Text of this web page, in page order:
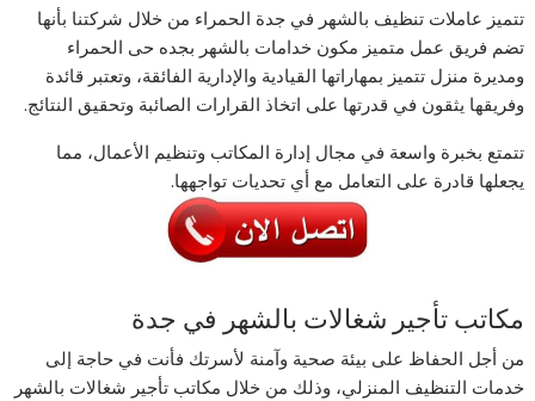
تتميز عاملات تنظيف بالشهر في جدة الحمراء من خلال شركتنا بأنها
تضم فريق عمل متميز مكون خدامات بالشهر بجده حى الحمراء
ومديرة منزل تتميز بمهاراتها القيادية والإدارية الفائقة، وتعتبر قائدة
وفريقها يثقون في قدرتها على اتخاذ القرارات الصائبة وتحقيق النتائج.
تتمتع بخبرة واسعة في مجال إدارة المكاتب وتنظيم الأعمال، مما
يجعلها قادرة على التعامل مع أي تحديات تواجهها.
مكاتب تأجير شغالات بالشهر في جدة
من أجل الحفاظ على بيئة صحية وآمنة لأسرتك فأنت في حاجة إلى
خدمات التنظيف المنزلي، وذلك من خلال مكاتب تأجير شغالات بالشهر